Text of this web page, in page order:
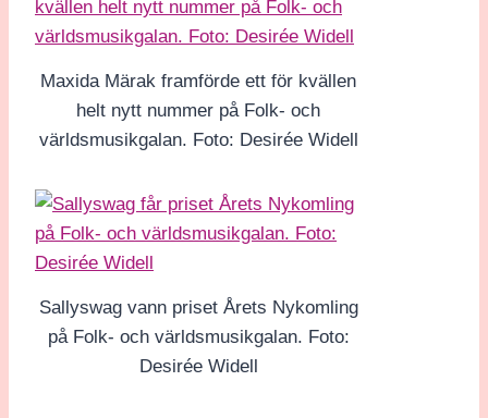
Maxida Märak framförde ett för kvällen
helt nytt nummer på Folk- och
världsmusikgalan. Foto: Desirée Widell
Sallyswag vann priset Årets Nykomling
på Folk- och världsmusikgalan. Foto:
Desirée Widell